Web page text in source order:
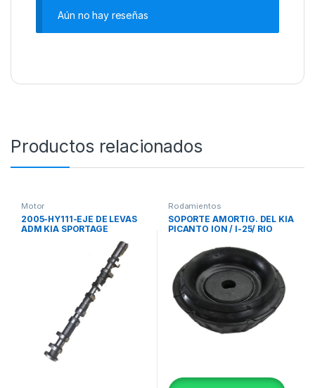
Aún no hay reseñas
Productos relacionados
Motor
2005-HY111-EJE DE LEVAS
ADM KIA SPORTAGE
Rodamientos
SOPORTE AMORTIG. DEL KIA
PICANTO ION / I-25/ RIO